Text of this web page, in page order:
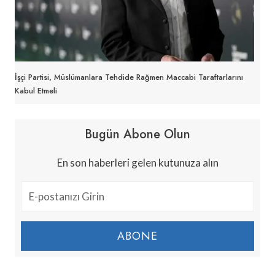
İşçi Partisi, Müslümanlara Tehdide Rağmen Maccabi Taraftarlarını
Kabul Etmeli
Bugün Abone Olun
En son haberleri gelen kutunuza alın
ABONE